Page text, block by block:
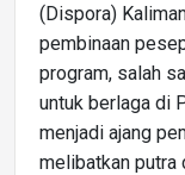
(Dispora)
pembinaan
program, salah
untuk berlaga di
menjadi ajang
melibatkan putra